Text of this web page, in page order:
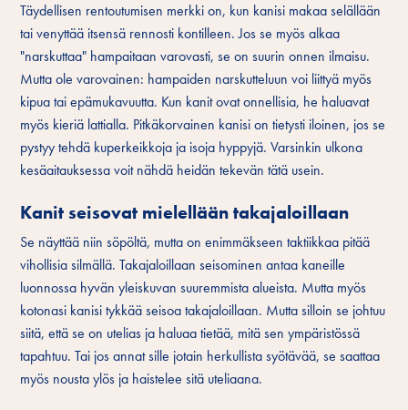
Täydellisen rentoutumisen merkki on, kun kanisi makaa selällään
tai venyttää itsensä rennosti kontilleen. Jos se myös alkaa
"narskuttaa" hampaitaan varovasti, se on suurin onnen ilmaisu.
Mutta ole varovainen: hampaiden narskutteluun voi liittyä myös
kipua tai epämukavuutta. Kun kanit ovat onnellisia, he haluavat
myös kieriä lattialla. Pitkäkorvainen kanisi on tietysti iloinen, jos se
pystyy tehdä kuperkeikkoja ja isoja hyppyjä. Varsinkin ulkona
kesäaitauksessa voit nähdä heidän tekevän tätä usein.
Kanit seisovat mielellään takajaloillaan
Se näyttää niin söpöltä, mutta on enimmäkseen taktiikkaa pitää
vihollisia silmällä. Takajaloillaan seisominen antaa kaneille
luonnossa hyvän yleiskuvan suuremmista alueista. Mutta myös
kotonasi kanisi tykkää seisoa takajaloillaan. Mutta silloin se johtuu
siitä, että se on utelias ja haluaa tietää, mitä sen ympäristössä
tapahtuu. Tai jos annat sille jotain herkullista syötävää, se saattaa
myös nousta ylös ja haistelee sitä uteliaana.